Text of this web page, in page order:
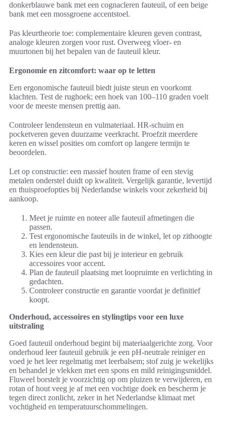
donkerblauwe bank met een cognacleren fauteuil, of een beige
bank met een mossgroene accentstoel.
Pas kleurtheorie toe: complementaire kleuren geven contrast,
analoge kleuren zorgen voor rust. Overweeg vloer- en
muurtonen bij het bepalen van de fauteuil kleur.
Ergonomie en zitcomfort: waar op te letten
Een ergonomische fauteuil biedt juiste steun en voorkomt
klachten. Test de rughoek; een hoek van 100–110 graden voelt
voor de meeste mensen prettig aan.
Controleer lendensteun en vulmateriaal. HR-schuim en
pocketveren geven duurzame veerkracht. Proefzit meerdere
keren en wissel posities om comfort op langere termijn te
beoordelen.
Let op constructie: een massief houten frame of een stevig
metalen onderstel duidt op kwaliteit. Vergelijk garantie, levertijd
en thuisproefopties bij Nederlandse winkels voor zekerheid bij
aankoop.
Meet je ruimte en noteer alle fauteuil afmetingen die
passen.
Test ergonomische fauteuils in de winkel, let op zithoogte
en lendensteun.
Kies een kleur die past bij je interieur en gebruik
accessoires voor accent.
Plan de fauteuil plaatsing met loopruimte en verlichting in
gedachten.
Controleer constructie en garantie voordat je definitief
koopt.
Onderhoud, accessoires en stylingtips voor een luxe
uitstraling
Goed fauteuil onderhoud begint bij materiaalgerichte zorg. Voor
onderhoud leer fauteuil gebruik je een pH-neutrale reiniger en
voed je het leer regelmatig met leerbalsem; stof zuig je wekelijks
en behandel je vlekken met een spons en mild reinigingsmiddel.
Fluweel borstelt je voorzichtig op om pluizen te verwijderen, en
rotan of hout veeg je af met een vochtige doek en bescherm je
tegen direct zonlicht, zeker in het Nederlandse klimaat met
vochtigheid en temperatuurschommelingen.